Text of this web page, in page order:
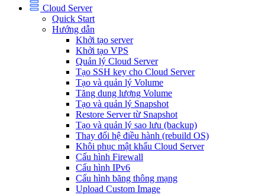
Cloud Server
Quick Start
Hướng dẫn
Khởi tạo server
Khởi tạo VPS
Quản lý Cloud Server
Tạo SSH key cho Cloud Server
Tạo và quản lý Volume
Tăng dung lượng Volume
Tạo và quản lý Snapshot
Restore Server từ Snapshot
Tạo và quản lý sao lưu (backup)
Thay đổi hệ điều hành (rebuild OS)
Khôi phục mật khẩu Cloud Server
Cấu hình Firewall
Cấu hình IPv6
Cấu hình băng thông mạng
Upload Custom Image